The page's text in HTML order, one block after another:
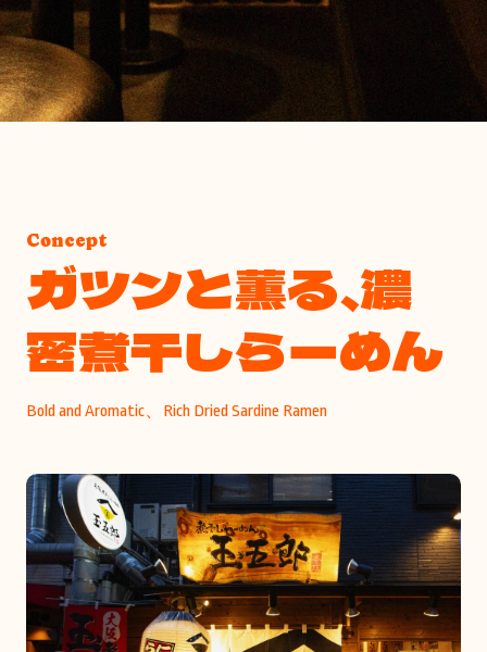
Concept
ガツンと薫る、濃
密煮干しらーめん
Bold and Aromatic、Rich Dried Sardine Ramen